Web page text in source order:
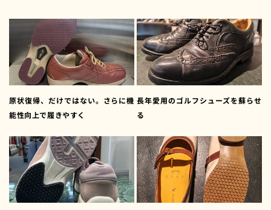
原状復帰、だけではない。さらに機
能性向上で履きやすく
長年愛用のゴルフシューズを蘇らせ
る